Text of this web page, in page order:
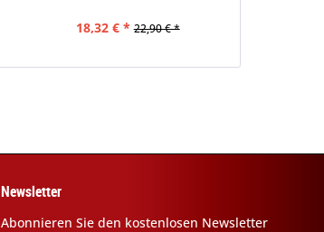
18,32 € * 22,90 € *
Newsletter
Abonnieren Sie den kostenlosen Newsletter